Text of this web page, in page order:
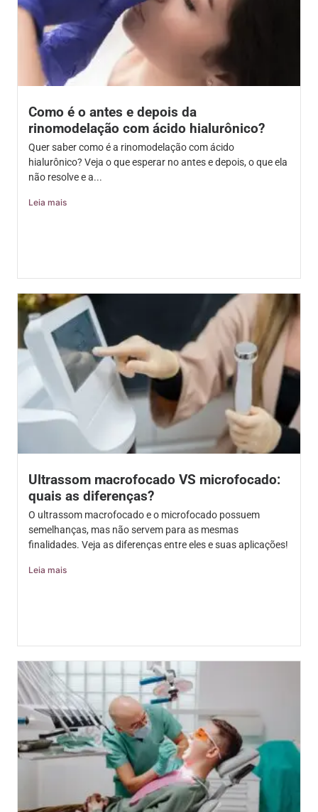
Como é o antes e depois da
rinomodelação com ácido hialurônico?
Quer saber como é a rinomodelação com ácido
hialurônico? Veja o que esperar no antes e depois, o que ela
não resolve e a...
Leia mais
Ultrassom macrofocado VS microfocado:
quais as diferenças?
O ultrassom macrofocado e o microfocado possuem
semelhanças, mas não servem para as mesmas
finalidades. Veja as diferenças entre eles e suas aplicações!
Leia mais